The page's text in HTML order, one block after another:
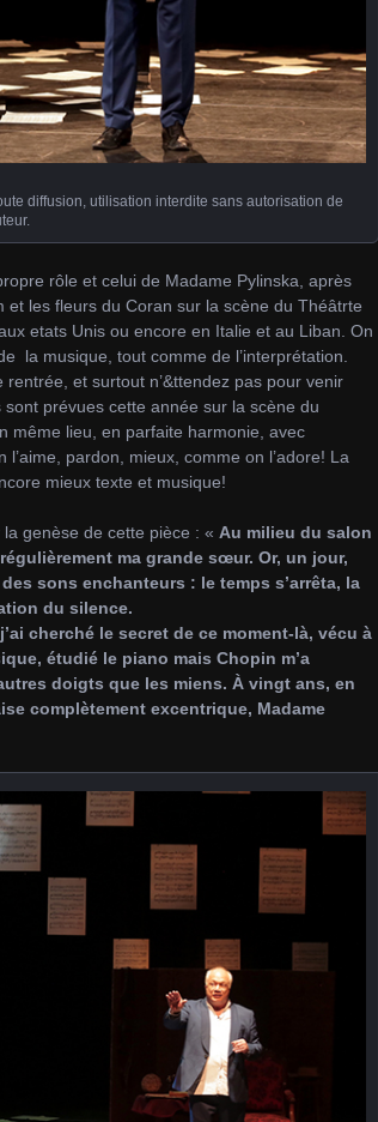
diffusion, utilisation interdite sans autorisation de
rôle et celui de Madame Pylinska, après
les fleurs du Coran sur la scène du Théâtrte
etats Unis ou encore en Italie et au Liban. On
la musique, tout comme de l’interprétation.
et surtout n’&ttendez pas pour venir
sont prévues cette année sur la scène du
même lieu, en parfaite harmonie, avec
pardon, mieux, comme on l’adore! La
mieux texte et musique!
genèse de cette pièce : « Au milieu du salon
ma grande sœur. Or, un jour,
sons enchanteurs : le temps s’arrêta, la
du silence.
cherché le secret de ce moment-là, vécu à
étudié le piano mais Chopin m’a
doigts que les miens. À vingt ans, en
complètement excentrique, Madame